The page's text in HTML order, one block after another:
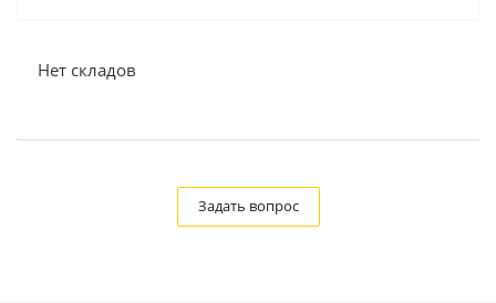
Нет складов
Задать вопрос